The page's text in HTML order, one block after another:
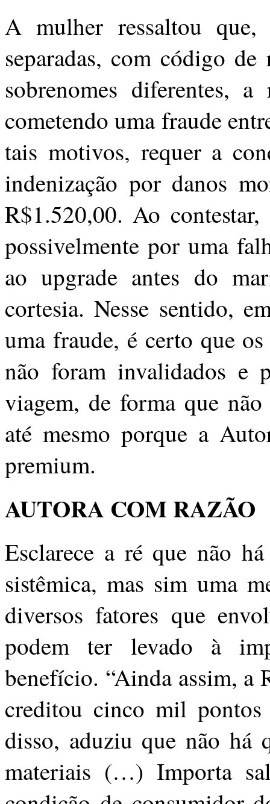
A mulher ressaltou que,
separadas, com código
sobrenomes diferentes,
cometendo uma fraude
tais motivos, requer a
indenização por danos
R$1.520,00. Ao
possivelmente por uma
ao upgrade antes do
cortesia. Nesse sentido,
uma fraude, é certo que
não foram invalidados e
viagem, de forma que
até mesmo porque a
premium.
AUTORA COM RAZÃO
Esclarece a ré que não
sistêmica, mas sim uma
diversos fatores que
podem ter levado à
benefício. “Ainda assim, a
creditou cinco mil
disso, aduziu que não há
materiais (…) Importa